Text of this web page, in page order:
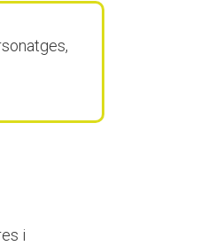
i